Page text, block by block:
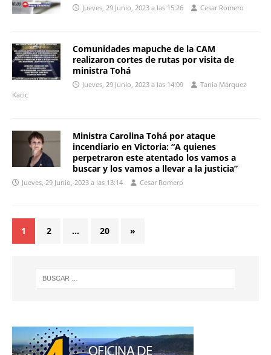
Jueves, 29 Junio, 2023 a las 15:26 Cesar Romero
Comunidades mapuche de la CAM
realizaron cortes de rutas por visita de
ministra Tohá
Jueves, 29 Junio, 2023 a las 14:09
Tania Márquez
Kacic
Ministra Carolina Tohá por ataque
incendiario en Victoria: “A quienes
perpetraron este atentado los vamos a
buscar y los vamos a llevar a la justicia”
Jueves, 29 Junio, 2023 a las 13:14 Cesar Romero
1 2 … 20 »